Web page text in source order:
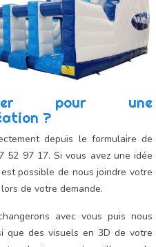
pour une
?
depuis le formulaire de
52 97 17. Si vous avez une idée
possible de nous joindre votre
de votre demande.
avec vous puis nous
que des visuels en 3D de votre